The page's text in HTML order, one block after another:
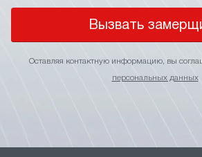
Вызвать
Оставляя контактную информацию, вы
персональных данных